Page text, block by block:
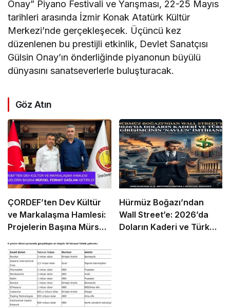
Onay” Piyano Festivali ve Yarışması, 22-25 Mayıs
tarihleri arasında İzmir Konak Atatürk Kültür
Merkezi’nde gerçekleşecek. Üçüncü kez
düzenlenen bu prestijli etkinlik, Devlet Sanatçısı
Gülsin Onay’ın önderliğinde piyanonun büyülü
dünyasını sanatseverlerle buluşturacak.
Göz Atın
ÇORDEF’ten Dev Kültür
ve Markalaşma Hamlesi:
Projelerin Başına Mürsel
Hürmüz Boğazı’ndan
Wall Street’e: 2026’da
Doların Kaderi ve Türk